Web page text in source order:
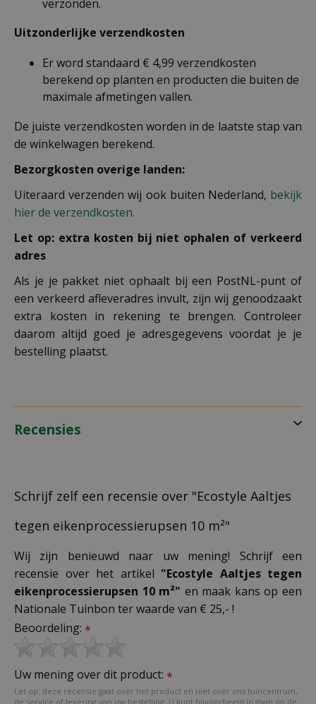
verzonden.
Uitzonderlijke verzendkosten
Er word standaard € 4,99 verzendkosten
berekend op planten en producten die buiten de
maximale afmetingen vallen.
De juiste verzendkosten worden in de laatste stap van
de winkelwagen berekend.
Bezorgkosten overige landen:
Uiteraard verzenden wij ook buiten Nederland, bekijk
hier de verzendkosten.
Let op: extra kosten bij niet ophalen of verkeerd
adres
Als je je pakket niet ophaalt bij een PostNL-punt of
een verkeerd afleveradres invult, zijn wij genoodzaakt
extra kosten in rekening te brengen. Controleer
daarom altijd goed je adresgegevens voordat je je
bestelling plaatst.
Recensies
Schrijf zelf een recensie over "Ecostyle Aaltjes
tegen eikenprocessierupsen 10 m²"
Wij zijn benieuwd naar uw mening! Schrijf een
recensie over het artikel "Ecostyle Aaltjes tegen
eikenprocessierupsen 10 m²" en maak kans op een
Nationale Tuinbon ter waarde van € 25,- !
Beoordeling: *
Uw mening over dit product: *
Let op: deze recensie gaat over het product en niet over ons tuincentrum,
de service of levering van uw bestelling. U kunt bijvoorbeeld in gaan op de